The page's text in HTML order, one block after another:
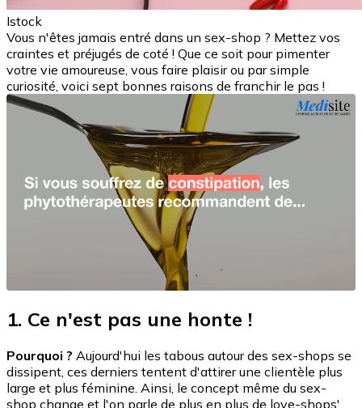
Istock
Vous n'êtes jamais entré dans un sex-shop ? Mettez vos
craintes et préjugés de coté ! Que ce soit pour pimenter
votre vie amoureuse, vous faire plaisir ou par simple
curiosité, voici sept bonnes raisons de franchir le pas !
1. Ce n'est pas une honte !
Pourquoi ? Aujourd'hui les tabous autour des sex-shops se
dissipent, ces derniers tentent d'attirer une clientèle plus
large et plus féminine. Ainsi, le concept même du sex-
shop change et l'on parle de plus en plus de love-shops'.